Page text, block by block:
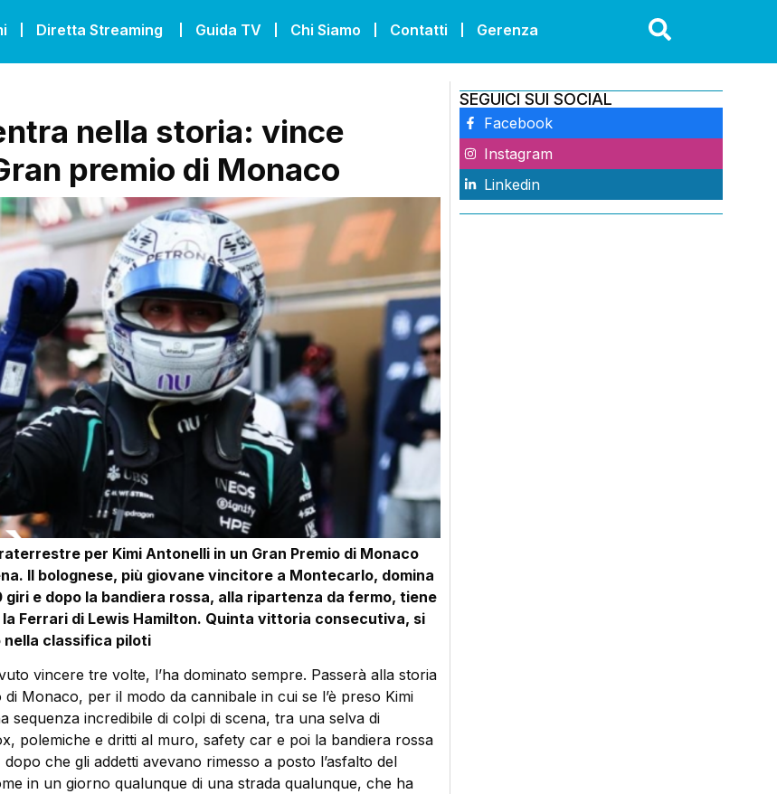
Diretta Streaming Guida TV Chi Siamo Contatti Gerenza
nella storia: vince
premio di Monaco
per Kimi Antonelli in un Gran Premio di Monaco
Il bolognese, più giovane vincitore a Montecarlo, domina
e dopo la bandiera rossa, alla ripartenza da fermo, tiene
Ferrari di Lewis Hamilton. Quinta vittoria consecutiva, si
classifica piloti
vincere tre volte, l’ha dominato sempre. Passerà alla storia
Monaco, per il modo da cannibale in cui se l’è preso Kimi
sequenza incredibile di colpi di scena, tra una selva di
polemiche e dritti al muro, safety car e poi la bandiera rossa
che gli addetti avevano rimesso a posto l’asfalto del
in un giorno qualunque di una strada qualunque, che ha
SEGUICI SUI SOCIAL
Facebook
Instagram
Linkedin